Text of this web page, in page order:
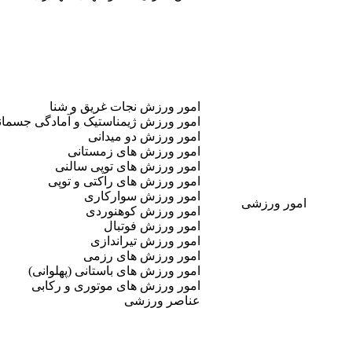
امور ورزشی
امور ورزش نجات غریق و شنا
امور ورزش ژیمناستیک و آمادگی
امور ورزش دو میدانی
امور ورزش های زمستانی
امور ورزش های توپی سالنی
امور ورزش های راکتی و توپی
امور ورزش سوارکاری
امور ورزش کوهنوردی
امور ورزش فوتبال
امور ورزش تیراندازی
امور ورزش های رزمی
امور ورزش های باستانی (پهلوانی)
امور ورزش های موتوری و رکابی
عناصر ورزشی